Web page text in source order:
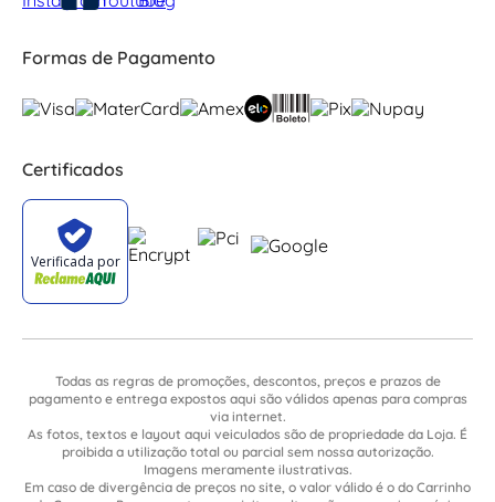
Formas de Pagamento
Certificados
Todas as regras de promoções, descontos, preços e prazos de
pagamento e entrega expostos aqui são válidos apenas para compras
via internet.
As fotos, textos e layout aqui veiculados são de propriedade da Loja. É
proibida a utilização total ou parcial sem nossa autorização.
Imagens meramente ilustrativas.
Em caso de divergência de preços no site, o valor válido é o do Carrinho